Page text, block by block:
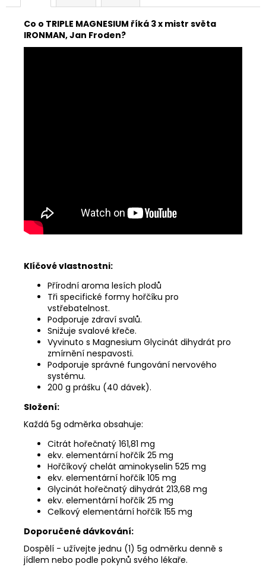
Co o TRIPLE MAGNESIUM říká 3 x mistr světa
IRONMAN, Jan Froden?
Klíčové vlastnostni:
Přírodní aroma lesích plodů
Tři specifické formy hořčíku pro
vstřebatelnost.
Podporuje zdraví svalů.
Snižuje svalové křeče.
Vyvinuto s Magnesium Glycinát dihydrát pro
zmírnění nespavosti.
Podporuje správné fungování nervového
systému.
200 g prášku (40 dávek).
Složení:
Každá 5g odměrka obsahuje:
Citrát hořečnatý 161,81 mg
ekv. elementární hořčík 25 mg
Hořčíkový chelát aminokyselin 525 mg
ekv. elementární hořčík 105 mg
Glycinát hořečnatý dihydrát 213,68 mg
ekv. elementární hořčík 25 mg
Celkový elementární hořčík 155 mg
Doporučené dávkování:
Dospělí - užívejte jednu (1) 5g odměrku denně s
jídlem nebo podle pokynů svého lékaře.